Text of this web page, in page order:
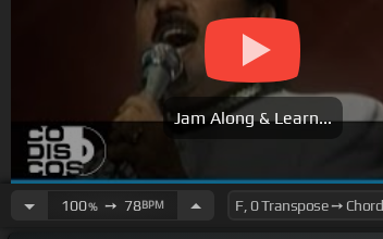
Jam Along & Learn...
100%➙ 78BPM